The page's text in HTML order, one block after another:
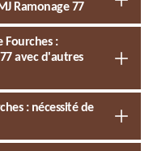
Ramonage 77
Fourches :
avec d'autres
: nécessité de